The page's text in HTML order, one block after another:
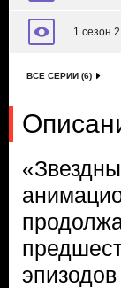
1 сезон
ВСЕ СЕРИИ (6)